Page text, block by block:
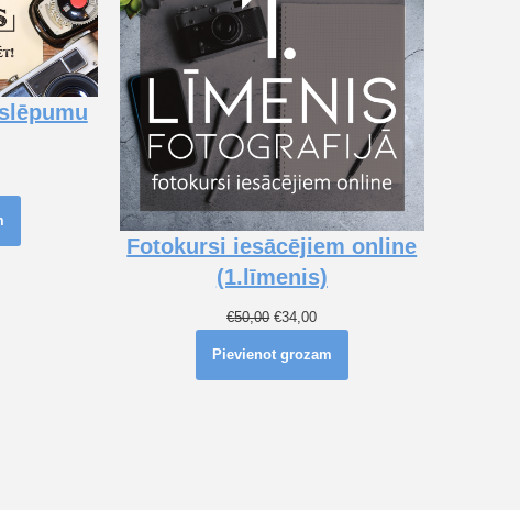
Fotokursi iesācējiem online
(1.līmenis)
€50,00 €34,00
Pievienot grozam